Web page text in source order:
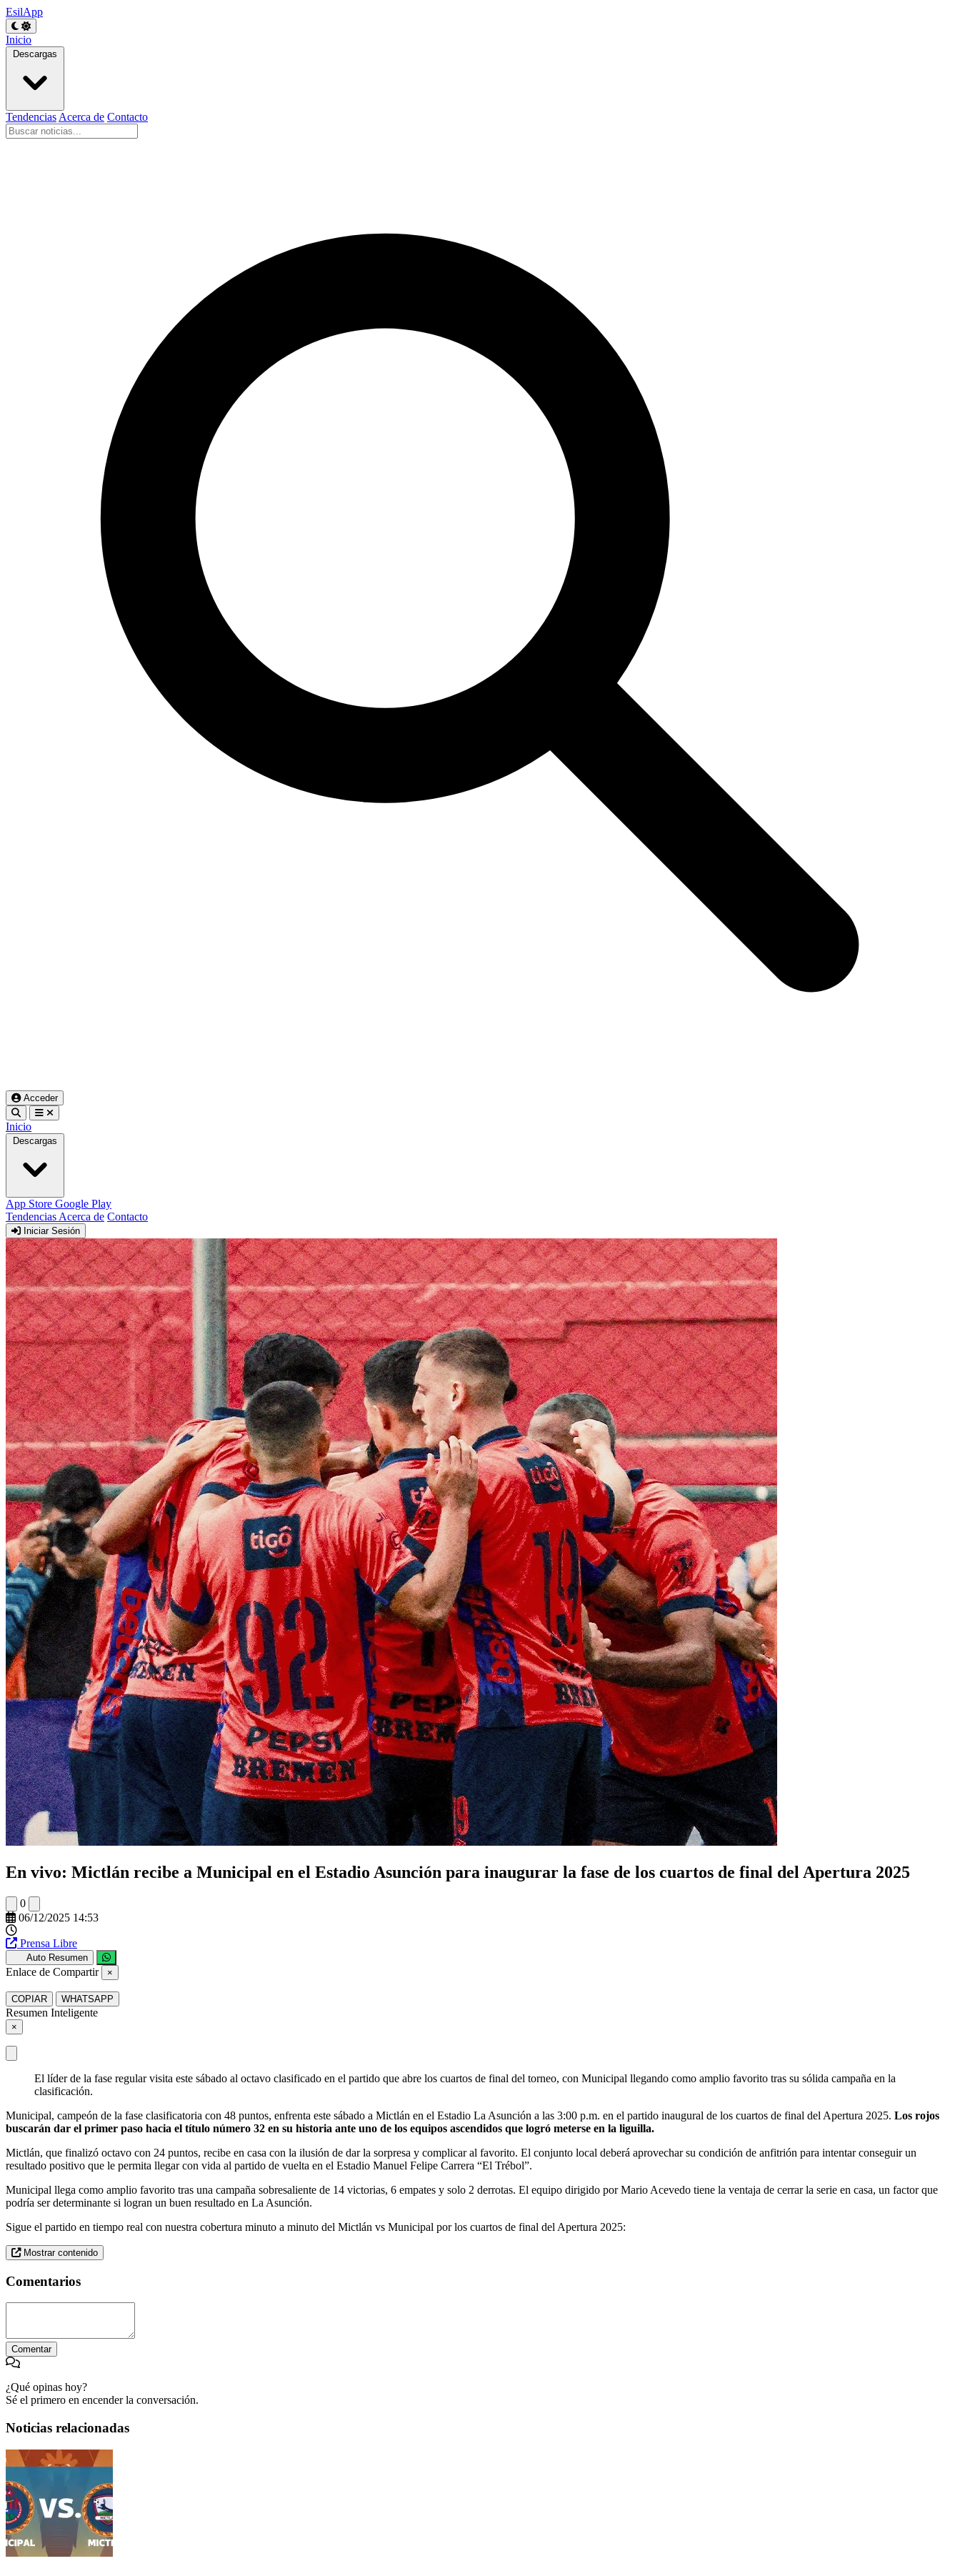
EsilApp
Inicio
Descargas
Tendencias Acerca de Contacto
Acceder
Inicio
Descargas
App Store Google Play
Tendencias Acerca de Contacto
Iniciar Sesión
En vivo: Mictlán recibe a Municipal en el Estadio Asunción para inaugurar la fase de los cuartos de final del Apertura 2025
0
06/12/2025 14:53
Prensa Libre
Auto Resumen
Enlace de Compartir ×
COPIAR WHATSAPP
Resumen Inteligente
×
El líder de la fase regular visita este sábado al octavo clasificado en el partido que abre los cuartos de final del torneo, con Municipal llegando como amplio favorito tras su sólida campaña en la
clasificación.
Municipal, campeón de la fase clasificatoria con 48 puntos, enfrenta este sábado a Mictlán en el Estadio La Asunción a las 3:00 p.m. en el partido inaugural de los cuartos de final del Apertura 2025. Los rojos
buscarán dar el primer paso hacia el título número 32 en su historia ante uno de los equipos ascendidos que logró meterse en la liguilla.
Mictlán, que finalizó octavo con 24 puntos, recibe en casa con la ilusión de dar la sorpresa y complicar al favorito. El conjunto local deberá aprovechar su condición de anfitrión para intentar conseguir un
resultado positivo que le permita llegar con vida al partido de vuelta en el Estadio Manuel Felipe Carrera “El Trébol”.
Municipal llega como amplio favorito tras una campaña sobresaliente de 14 victorias, 6 empates y solo 2 derrotas. El equipo dirigido por Mario Acevedo tiene la ventaja de cerrar la serie en casa, un factor que
podría ser determinante si logran un buen resultado en La Asunción.
Sigue el partido en tiempo real con nuestra cobertura minuto a minuto del Mictlán vs Municipal por los cuartos de final del Apertura 2025:
Mostrar contenido
Comentarios
Comentar
¿Qué opinas hoy?
Sé el primero en encender la conversación.
Noticias relacionadas